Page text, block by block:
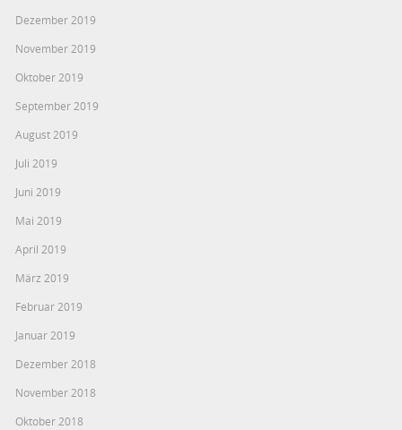
Dezember 2019
November 2019
Oktober 2019
September 2019
August 2019
Juli 2019
Juni 2019
Mai 2019
April 2019
März 2019
Februar 2019
Januar 2019
Dezember 2018
November 2018
Oktober 2018